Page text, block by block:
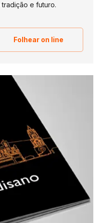
e futuro.
Folhear on line